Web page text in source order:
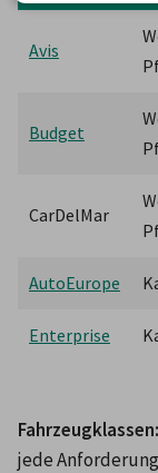
Avis
Budget
CarDelMar
AutoEurope
Enterprise
Fahrzeugklassen:
jede